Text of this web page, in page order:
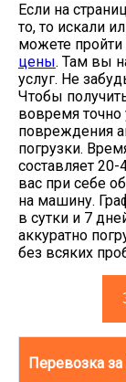
Если на
то, то искали
можете
цены. Там вы
услуг. Не
Чтобы
вовремя точно
повреждения
погрузки.
составляет
вас при себе
на машину.
в сутки и 7
аккуратно
без всяких
Перевозка